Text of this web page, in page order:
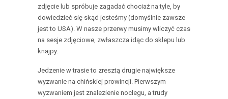
zdjęcie lub spróbuje zagadać chociaż na tyle, by
dowiedzieć się skąd jesteśmy (domyślnie zawsze
jest to USA). W nasze przerwy musimy wliczyć czas
na sesje zdjęciowe, zwłaszcza idąc do sklepu lub
knajpy.
Jedzenie w trasie to zresztą drugie największe
wyzwanie na chińskiej prowincji. Pierwszym
wyzwaniem jest znalezienie noclegu, a trudy